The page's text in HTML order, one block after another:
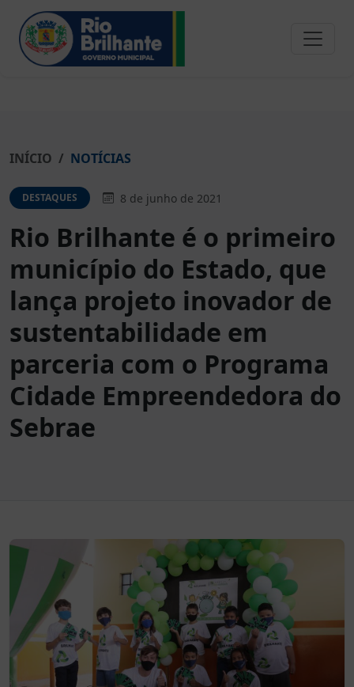
INÍCIO NOTÍCIAS
DESTAQUES 8 de junho de 2021
Rio Brilhante é o primeiro
município do Estado, que
lança projeto inovador de
sustentabilidade em
parceria com o Programa
Cidade Empreendedora do
Sebrae